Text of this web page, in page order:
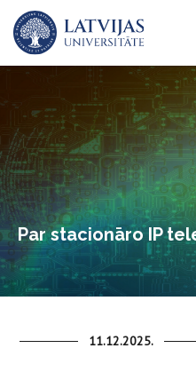
Par stacionāro IP
11.12.2025.